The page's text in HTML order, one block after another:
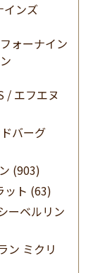
インズ
ォーナイン
/ エフエヌ
バーグ
(903)
ット (63)
ーベルリン
ン ミクリ